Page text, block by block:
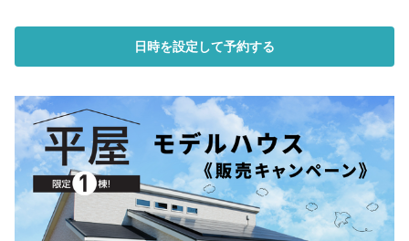
日時を設定して予約する